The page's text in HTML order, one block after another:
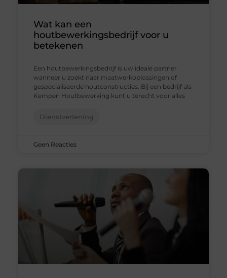
Wat kan een
houtbewerkingsbedrijf voor u
betekenen
Een houtbewerkingsbedrijf is uw ideale partner
wanneer u zoekt naar maatwerkoplossingen of
gespecialiseerde houtconstructies. Bij een bedrijf als
Kempen Houtbewerking kunt u terecht voor alles
Dienstverlening
Geen Reacties